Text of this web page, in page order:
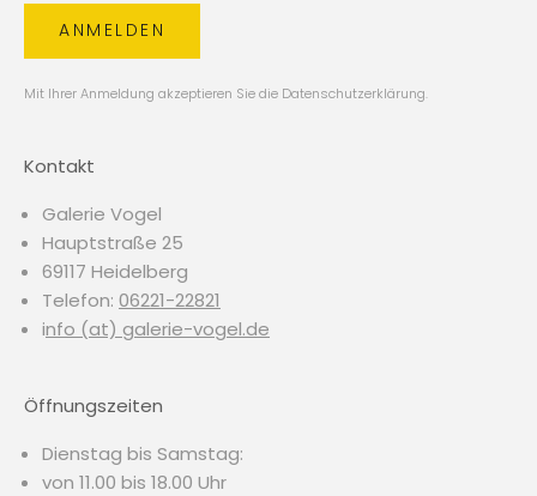
ANMELDEN
Mit Ihrer Anmeldung akzeptieren Sie die Datenschutzerklärung.
Kontakt
Galerie Vogel
Hauptstraße 25
69117 Heidelberg
Telefon: 06221-22821
info (at) galerie-vogel.de
Öffnungszeiten
Dienstag bis Samstag:
von 11.00 bis 18.00 Uhr